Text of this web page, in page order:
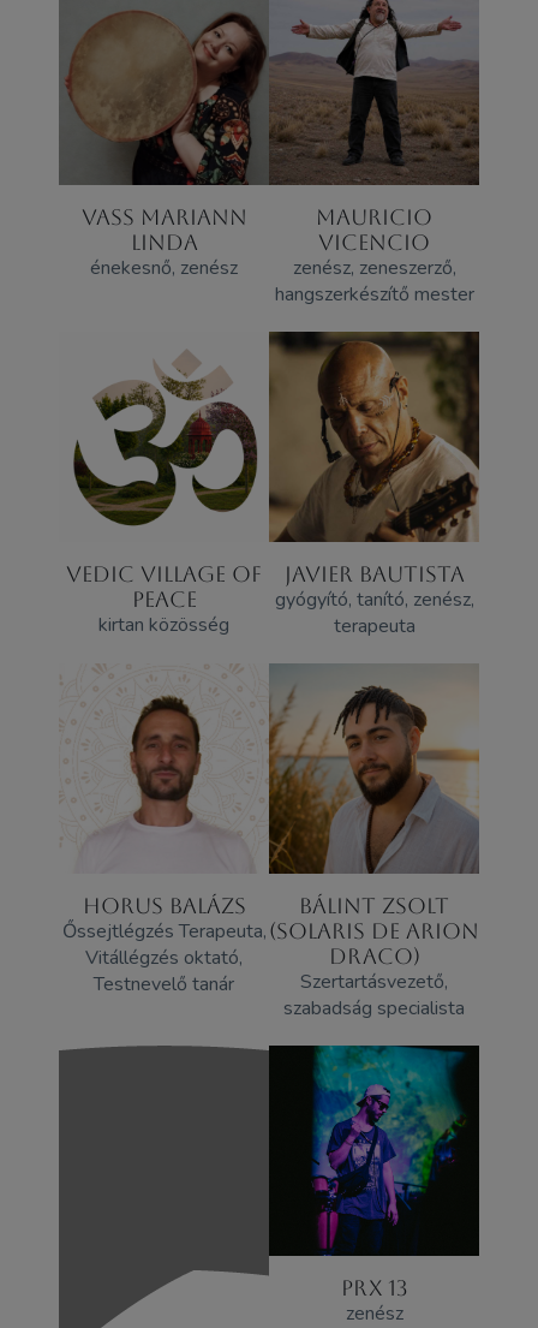
VASS MARIANN
LINDA
énekesnő, zenész
MAURICIO
VICENCIO
zenész, zeneszerző,
hangszerkészítő mester
VEDIC VILLAGE OF
PEACE
kirtan közösség
JAVIER BAUTISTA
gyógyító, tanító, zenész,
terapeuta
HORUS BALÁZS
Őssejtlégzés Terapeuta,
Vitállégzés oktató,
Testnevelő tanár
BÁLINT ZSOLT
(SOLARIS DE ARION
DRACO)
Szertartásvezető,
szabadság specialista
PRX 13
zenész